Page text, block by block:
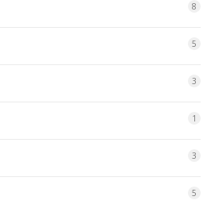
8
5
3
1
3
5